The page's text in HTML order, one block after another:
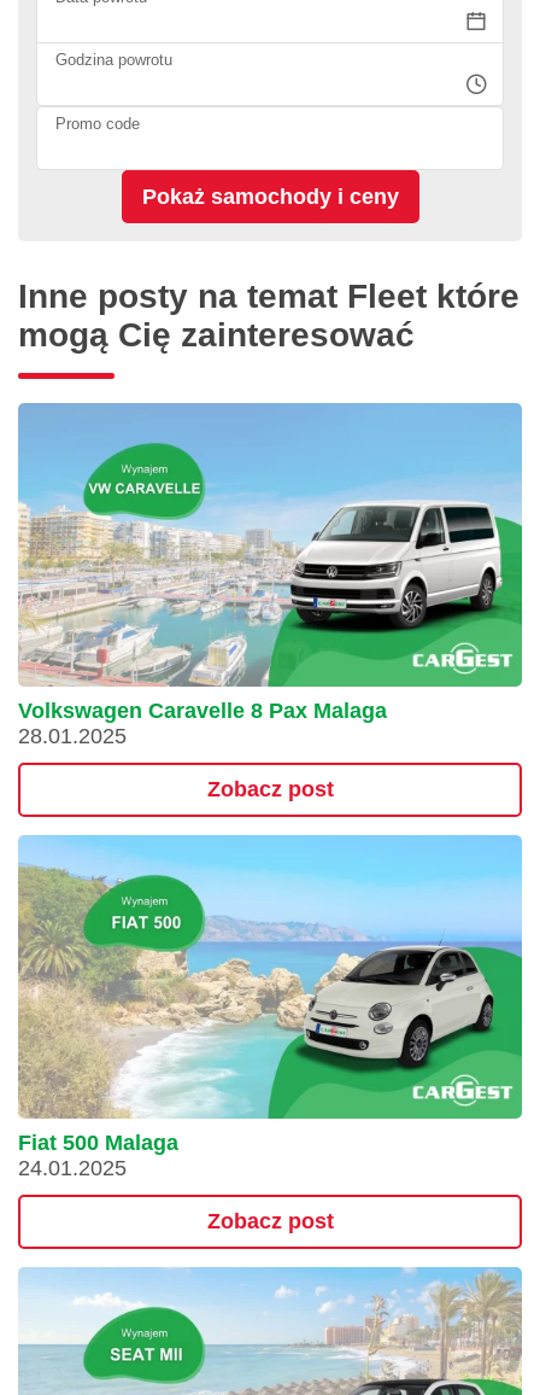
Godzina powrotu
Promo code
Inne posty na temat Fleet które
mogą Cię zainteresować
Volkswagen Caravelle 8 Pax Malaga
28.01.2025
Zobacz post
Fiat 500 Malaga
24.01.2025
Zobacz post